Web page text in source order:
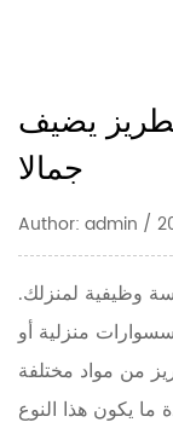
يضيف
جمالا
Author: admin /
وظيفية لمنزلك.
منزلية أو
من مواد مختلفة
يكون هذا النوع